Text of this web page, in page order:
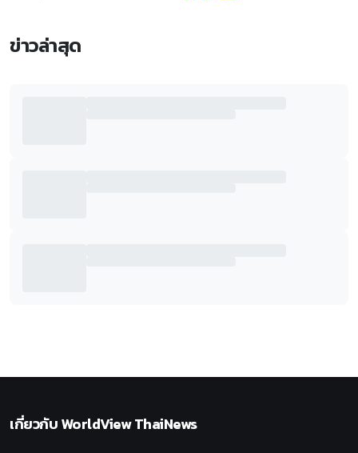
ข่าวล่าสุด
เกี่ยวกับWorldView ThaiNews